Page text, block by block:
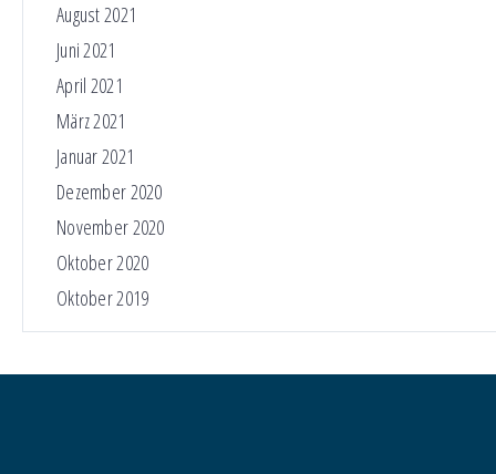
August 2021
Juni 2021
April 2021
März 2021
Januar 2021
Dezember 2020
November 2020
Oktober 2020
Oktober 2019